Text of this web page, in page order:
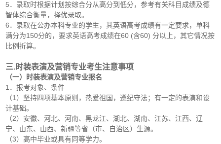
5．录取时根据计划按综合分从高分到低分，参考有关科目成绩及德
智体综合衡量，择优录取。
6．录取在公办本科专业的学生，其英语高考成绩有一定要求，单科
满分为150分的，要求英语高考成绩在60 (含60) 分以上，其它情况按
比例折算。
三.时装表演及营销专业考生注意事项
（一）时装表演及营销专业报名
1．报考对象、条件
（1）坚持四项基本原则，热爱祖国，遵纪守法；有一定的表演和设
计基础。
（2）安徽、河北、河南、黑龙江、湖北、湖南、江苏、江西、辽
宁、山东、山西、新疆等省（市、自治区）生源。
（3）高中毕业或具有同等学力。